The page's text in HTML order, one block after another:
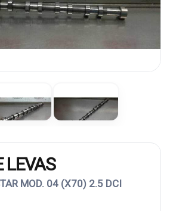
LEVAS
MOD. 04 (X70) 2.5 DCI